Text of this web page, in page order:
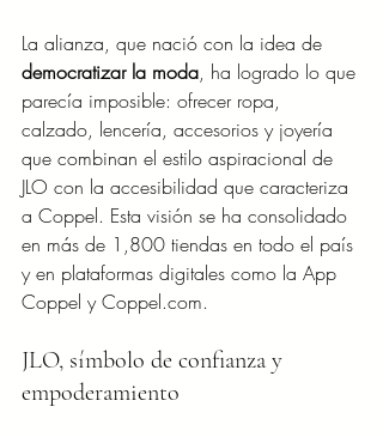
La alianza, que nació con la idea de
democratizar la moda, ha logrado lo que
parecía imposible: ofrecer ropa,
calzado, lencería, accesorios y joyería
que combinan el estilo aspiracional de
JLO con la accesibilidad que caracteriza
a Coppel. Esta visión se ha consolidado
en más de 1,800 tiendas en todo el país
y en plataformas digitales como la App
Coppel y Coppel.com.
JLO, símbolo de confianza y
empoderamiento